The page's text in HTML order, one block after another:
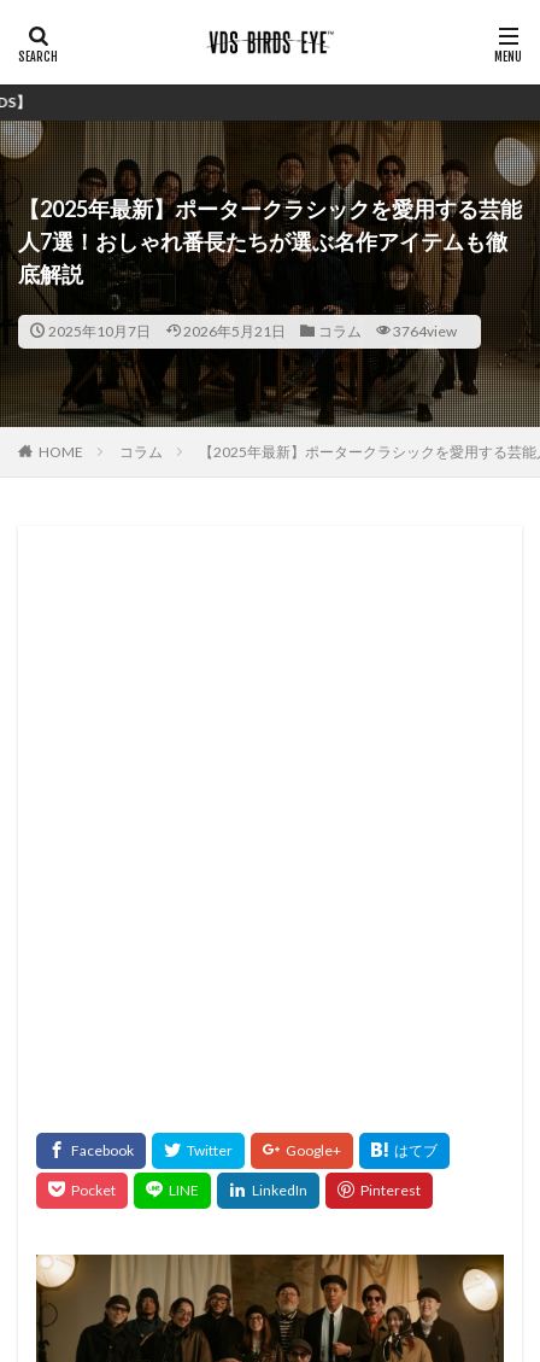
【2025年最新】ポータークラシックを愛用する芸能
人7選！おしゃれ番長たちが選ぶ名作アイテムも徹
底解説
2025年10月7日 2026年5月21日 コラム 3764view
HOME コラム 【2025年最新】ポータークラシックを愛用する芸